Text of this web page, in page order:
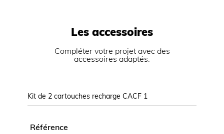
Les accessoires
Compléter votre projet avec des
accessoires adaptés.
Kit de 2 cartouches recharge CACF 1
Référence